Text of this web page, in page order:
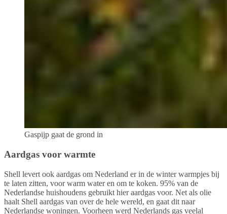
Gaspijp gaat de grond in
Aardgas voor warmte
Shell levert ook aardgas om Nederland er in de winter warmpjes bij
te laten zitten, voor warm water en om te koken. 95% van de
Nederlandse huishoudens gebruikt hier aardgas voor. Net als olie
haalt Shell aardgas van over de hele wereld, en gaat dit naar
Nederlandse woningen. Voorheen werd Nederlands gas veelal